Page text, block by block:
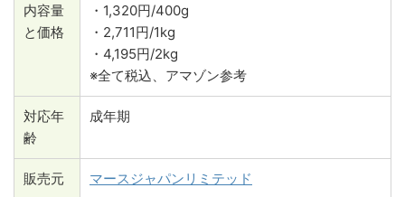
内容量
と価格
・1,320円/400g
・2,711円/1kg
・4,195円/2kg
※全て税込、アマゾン参考
対応年
齢
成年期
販売元 マースジャパンリミテッド